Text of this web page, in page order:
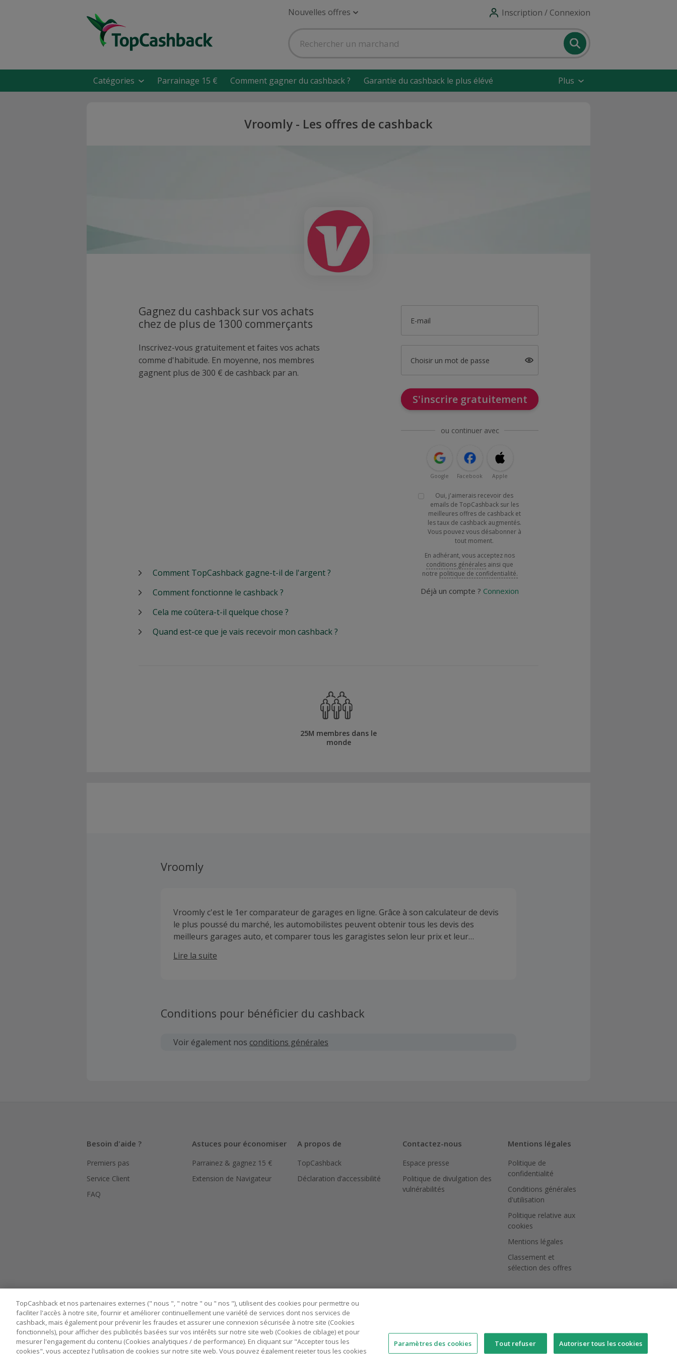
Nouvelles offres Inscription / Connexion
Catégories Parrainage 15 € Comment gagner du cashback ? Garantie du cashback le plus élévé Plus
Vroomly - Les offres de cashback
Gagnez du cashback sur vos achats
chez de plus de 1300 commerçants
Inscrivez-vous gratuitement et faites vos achats
comme d'habitude. En moyenne, nos membres
gagnent plus de 300 € de cashback par an.
E-mail
Choisir un mot de passe
S'inscrire gratuitement
ou continuer avec
Google Facebook Apple
Oui, j'aimerais recevoir des
emails de TopCashback sur les
meilleures offres de cashback et
les taux de cashback augmentés.
Vous pouvez vous désabonner à
tout moment.
En adhérant, vous acceptez nos
conditions générales ainsi que
notre politique de confidentialité.
Déjà un compte ? Connexion
Comment TopCashback gagne-t-il de l'argent ?
Comment fonctionne le cashback ?
Cela me coûtera-t-il quelque chose ?
Quand est-ce que je vais recevoir mon cashback ?
25M membres dans le
monde
Vroomly
Vroomly c'est le 1er comparateur de garages en ligne. Grâce à son calculateur de devis
le plus poussé du marché, les automobilistes peuvent obtenir tous les devis des
meilleurs garages auto, et comparer tous les garagistes selon leur prix et leur
Lire la suite
Conditions pour bénéficier du cashback
Voir également nos conditions générales
Besoin d'aide ?
Premiers pas
Service Client
FAQ
Astuces pour économiser
Parrainez & gagnez 15 €
Extension de Navigateur
A propos de
TopCashback
Déclaration d’accessibilité
Contactez-nous
Espace presse
Politique de divulgation des
vulnérabilités
Mentions légales
Politique de
confidentialité
Conditions générales
d'utilisation
Politique relative aux
cookies
Mentions légales
Classement et
sélection des offres
TopCashback et nos partenaires externes (" nous ", " notre " ou " nos "), utilisent des cookies pour permettre ou
faciliter l'accès à notre site, fournir et améliorer continuellement une variété de services dont nos services de
cashback, mais également pour prévenir les fraudes et assurer une connexion sécurisée à notre site (Cookies
fonctionnels), pour afficher des publicités basées sur vos intérêts sur notre site web (Cookies de ciblage) et pour
mesurer l'engagement du contenu (Cookies analytiques / de performance). En cliquant sur "Accepter tous les
cookies", vous acceptez l'utilisation de cookies sur notre site web. Vous pouvez également rejeter tous les cookies
Paramètres des cookies Tout refuser Autoriser tous les cookies